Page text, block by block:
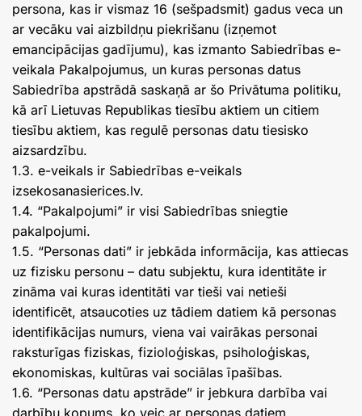
persona, kas ir vismaz 16 (sešpadsmit) gadus veca un
ar vecāku vai aizbildņu piekrišanu (izņemot
emancipācijas gadījumu), kas izmanto Sabiedrības e-
veikala Pakalpojumus, un kuras personas datus
Sabiedrība apstrādā saskaņā ar šo Privātuma politiku,
kā arī Lietuvas Republikas tiesību aktiem un citiem
tiesību aktiem, kas regulē personas datu tiesisko
aizsardzību.
1.3. e-veikals ir Sabiedrības e-veikals
izsekosanasierices.lv.
1.4. “Pakalpojumi” ir visi Sabiedrības sniegtie
pakalpojumi.
1.5. “Personas dati” ir jebkāda informācija, kas attiecas
uz fizisku personu – datu subjektu, kura identitāte ir
zināma vai kuras identitāti var tieši vai netieši
identificēt, atsaucoties uz tādiem datiem kā personas
identifikācijas numurs, viena vai vairākas personai
raksturīgas fiziskas, fizioloģiskas, psiholoģiskas,
ekonomiskas, kultūras vai sociālas īpašības.
1.6. “Personas datu apstrāde” ir jebkura darbība vai
darbību kopums, ko veic ar personas datiem,